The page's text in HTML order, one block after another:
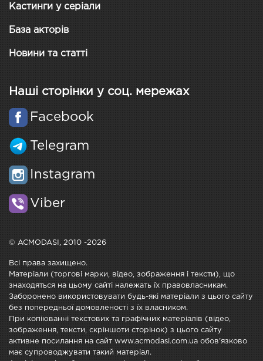
Кастинги у серіали
База акторів
Новини та статті
Наші сторінки у соц. мережах
Facebook
Telegram
Instagram
Viber
© ACMODASI, 2010 -2026
Всі права захищено.
Матеріали (торгові марки, відео, зображення і тексти), що
знаходяться на цьому сайті належать їх правовласникам.
Заборонено використовувати будь-які матеріали з цього сайту
без попередньої домовленості з їх власником.
При копіюванні текстових та графічних матеріалів (відео,
зображення, тексти, скріншоти сторінок) з цього сайту
активне посилання на сайт www.acmodasi.com.ua обов'язково
має супроводжувати такий матеріал.